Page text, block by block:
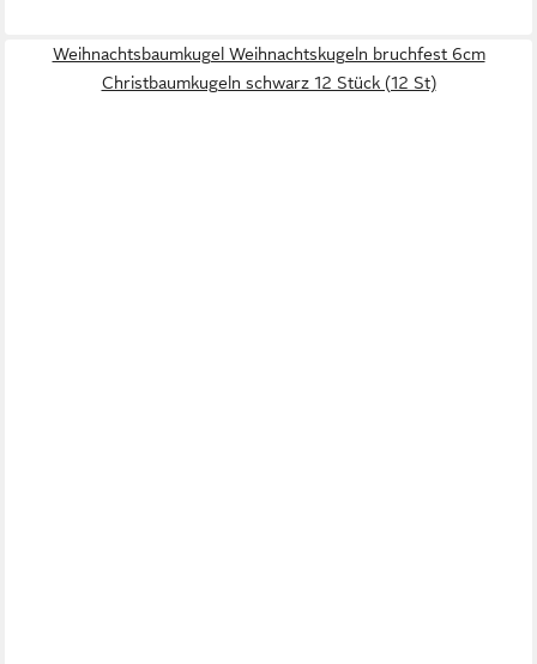
Weihnachtsbaumkugel Weihnachtskugeln bruchfest 6cm
Christbaumkugeln schwarz 12 Stück (12 St)